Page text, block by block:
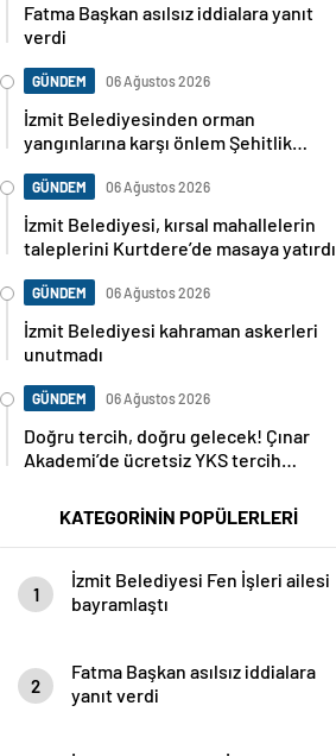
Fatma Başkan asılsız iddialara yanıt
verdi
GÜNDEM 06 Ağustos 2026
İzmit Belediyesinden orman
yangınlarına karşı önlem Şehitlik
GÜNDEM 06 Ağustos 2026
İzmit Belediyesi, kırsal mahallelerin
taleplerini Kurtdere’de masaya yatırdı
GÜNDEM 06 Ağustos 2026
İzmit Belediyesi kahraman askerleri
unutmadı
GÜNDEM 06 Ağustos 2026
Doğru tercih, doğru gelecek! Çınar
Akademi’de ücretsiz YKS tercih
KATEGORİNİN POPÜLERLERİ
1
İzmit Belediyesi Fen İşleri ailesi
bayramlaştı
2
Fatma Başkan asılsız iddialara
yanıt verdi